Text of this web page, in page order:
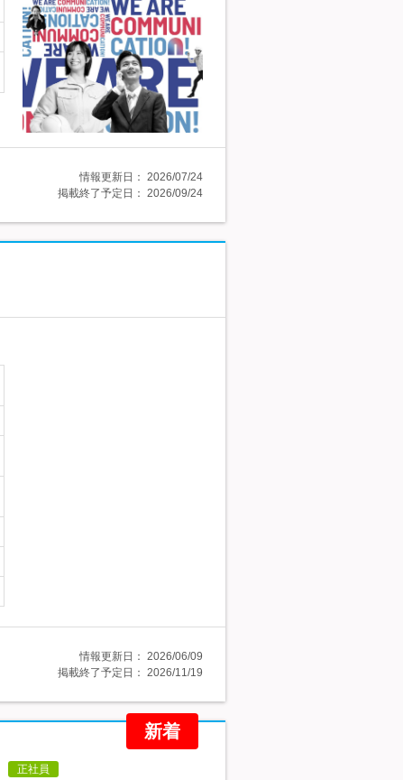
情報更新日： 2026/07/24
掲載終了予定日： 2026/09/24
情報更新日： 2026/06/09
掲載終了予定日： 2026/11/19
新着
正社員